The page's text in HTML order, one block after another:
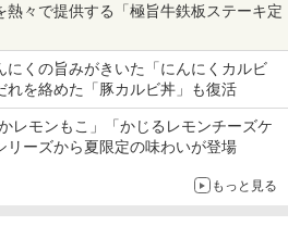
熱々で提供する「極旨牛鉄板ステーキ定
にくの旨みがきいた「にんにくカルビ
れを絡めた「豚カルビ丼」も復活
レモンもこ」「かじるレモンチーズケ
リーズから夏限定の味わいが登場
もっと見る